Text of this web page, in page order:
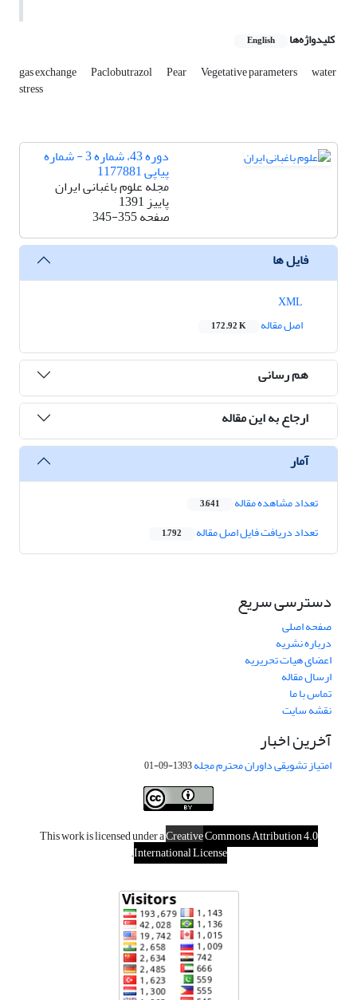
کلیدواژه‌ها English
gas exchange Paclobutrazol Pear Vegetative parameters water
stress
دوره 43، شماره 3 - شماره
پیاپی 1177881
مجله علوم باغبانی ایران
پاییز 1391
صفحه345-355
فایل ها
اصل مقاله
172.92 K
هم رسانی
ارجاع به این مقاله
آمار
تعداد مشاهده مقاله 3,641
تعداد دریافت فایل اصل مقاله 1,792
دسترسی سریع
صفحه اصلی
درباره نشریه
اعضای هیات تحریریه
ارسال مقاله
تماس با ما
نقشه سایت
آخرین اخبار
امتیاز تشویقی داوران محترم مجله1393-09-01
This work is licensed under aCreativeCommons Attribution 4.0
International License
.